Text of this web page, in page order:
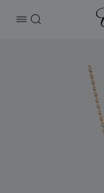
打开菜单
搜索